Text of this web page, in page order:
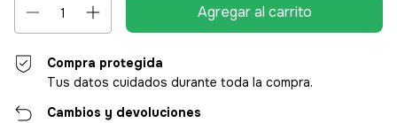
Compra protegida
Tus datos cuidados durante toda la compra.
Cambios y devoluciones